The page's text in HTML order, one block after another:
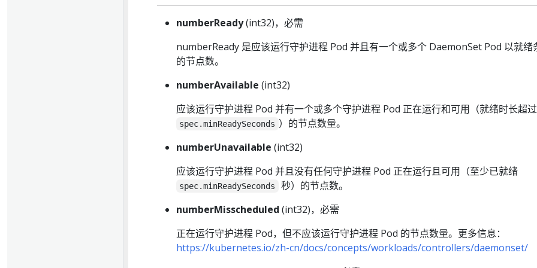
numberReady(int32)，必需
numberReady 是应该运行守护进程 Pod 并且有一个或多个 DaemonSet Pod 以就绪
的节点数。
numberAvailable (int32)
应该运行守护进程 Pod 并有一个或多个守护进程 Pod 正在运行和可用（就绪时长超过
spec.minReadySeconds ）的节点数量。
numberUnavailable (int32)
应该运行守护进程 Pod 并且没有任何守护进程 Pod 正在运行且可用（至少已就绪
spec.minReadySeconds
秒）的节点数。
numberMisscheduled (int32)，必需
正在运行守护进程 Pod，但不应该运行守护进程 Pod 的节点数量。更多信息：
https://kubernetes.io/zh-cn/docs/concepts/workloads/controllers/daemonset/